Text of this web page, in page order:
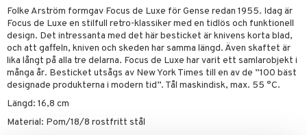
Folke Arström formgav Focus de Luxe för Gense redan 1955. Idag är
Focus de Luxe en stilfull retro-klassiker med en tidlös och funktionell
design. Det intressanta med det här besticket är knivens korta blad,
och att gaffeln, kniven och skeden har samma längd. Även skaftet är
lika långt på alla tre delarna. Focus de Luxe har varit ett samlarobjekt i
många år. Besticket utsågs av New York Times till en av de ”100 bäst
designade produkterna i modern tid”. Tål maskindisk, max. 55 °C.
Längd: 16,8 cm
Material: Pom/18/8 rostfritt stål
& Täcken
& Matare
svar